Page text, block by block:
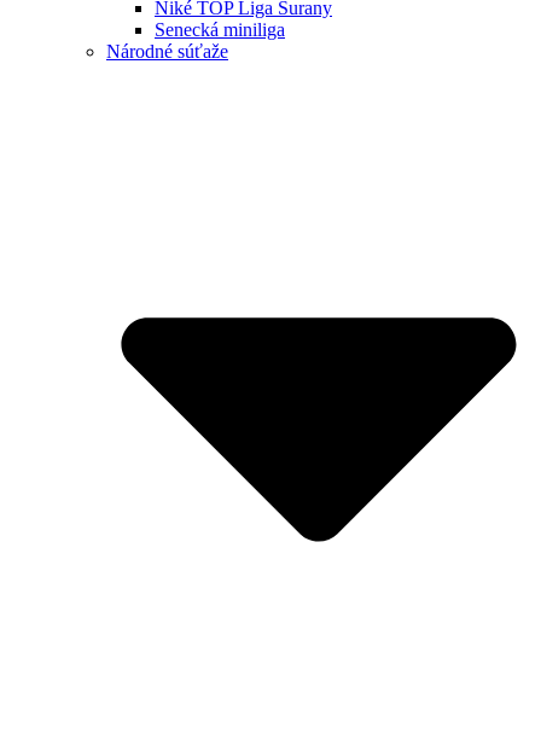
Niké TOP Liga Šurany
Senecká miniliga
Národné súťaže